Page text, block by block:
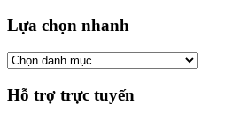
Lựa chọn nhanh
Hỗ trợ trực tuyến